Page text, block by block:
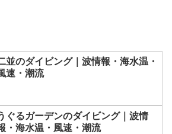
並のダイビング｜波情報・海水温・
速・潮流
ぐるガーデンのダイビング｜波情
・海水温・風速・潮流